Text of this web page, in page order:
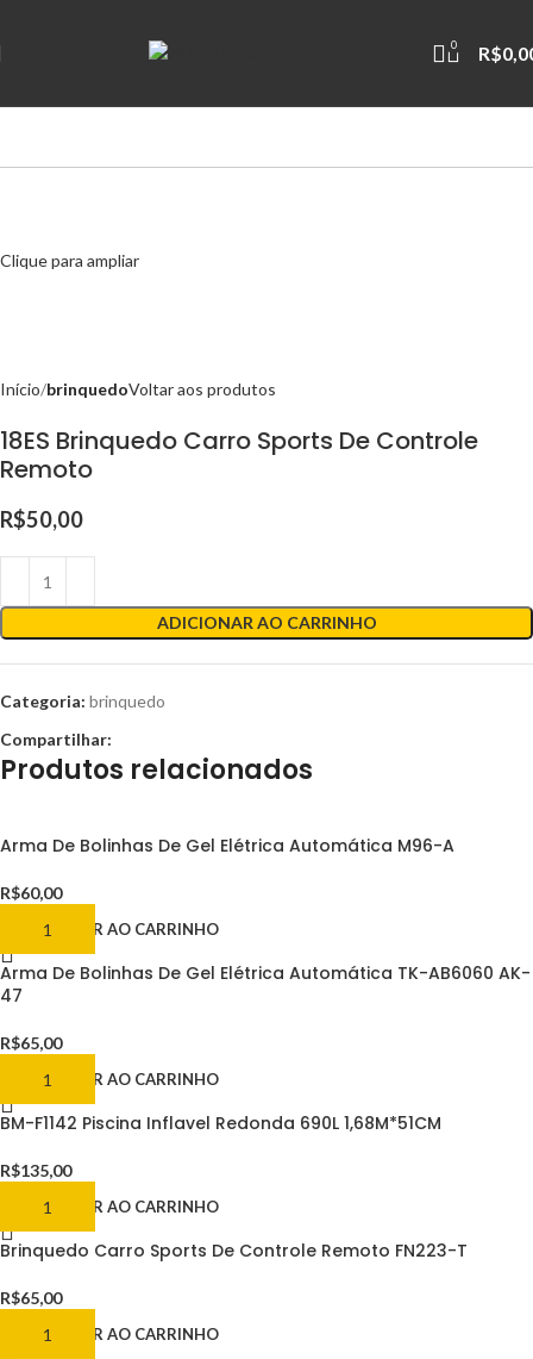
0 R$
Clique para ampliar
Início brinquedoVoltar aos produtos
18ES Brinquedo Carro Sports De Controle
Remoto
R$50,00
ADICIONAR AO CARRINHO
Categoria: brinquedo
Compartilhar:
Produtos relacionados
Arma De Bolinhas De Gel Elétrica Automática M96-A
R$60,00
ADICIONAR AO CARRINHO
Arma De Bolinhas De Gel Elétrica Automática TK-AB6060 AK-
47
R$65,00
ADICIONAR AO CARRINHO
BM-F1142 Piscina Inflavel Redonda 690L 1,68M*51CM
R$135,00
ADICIONAR AO CARRINHO
Brinquedo Carro Sports De Controle Remoto FN223-T
R$65,00
ADICIONAR AO CARRINHO